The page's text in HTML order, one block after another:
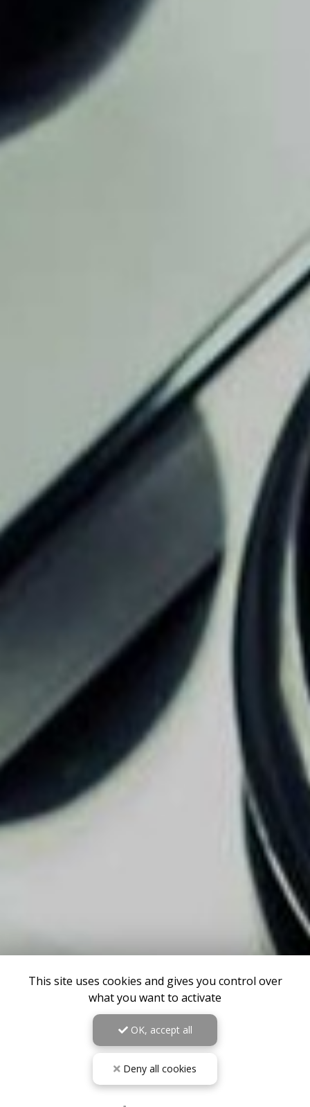
This site uses cookies and gives you control over
what you want to activate
OK, accept all
Deny all cookies